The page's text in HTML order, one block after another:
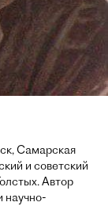
Самарская
и советский
Автор
научно-